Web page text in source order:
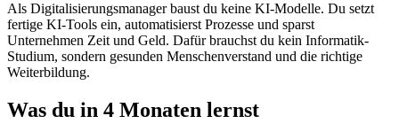
Als Digitalisierungsmanager baust du keine KI-Modelle. Du setzt
fertige KI-Tools ein, automatisierst Prozesse und sparst
Unternehmen Zeit und Geld. Dafür brauchst du kein Informatik-
Studium, sondern gesunden Menschenverstand und die richtige
Weiterbildung.
Was du in 4 Monaten lernst